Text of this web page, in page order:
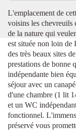
L'emplacement de
voisins les chevreuils
de la nature qui
est située non loin de
des très beaux sites
prestations de bonne
indépendante bien
séjour avec un
d'une chambre (1 lit
et un WC
fonctionnel.
préservé vous